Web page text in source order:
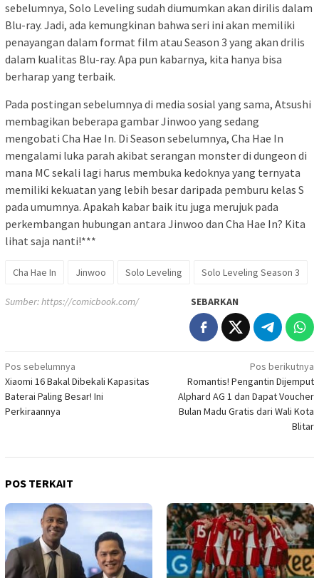
sebelumnya, Solo Leveling sudah diumumkan akan dirilis dalam
Blu-ray. Jadi, ada kemungkinan bahwa seri ini akan memiliki
penayangan dalam format film atau Season 3 yang akan drilis
dalam kualitas Blu-ray. Apa pun kabarnya, kita hanya bisa
berharap yang terbaik.
Pada postingan sebelumnya di media sosial yang sama, Atsushi
membagikan beberapa gambar Jinwoo yang sedang
mengobati Cha Hae In. Di Season sebelumnya, Cha Hae In
mengalami luka parah akibat serangan monster di dungeon di
mana MC sekali lagi harus membuka kedoknya yang ternyata
memiliki kekuatan yang lebih besar daripada pemburu kelas S
pada umumnya. Apakah kabar baik itu juga merujuk pada
perkembangan hubungan antara Jinwoo dan Cha Hae In? Kita
lihat saja nanti!***
Cha Hae In Jinwoo Solo Leveling Solo Leveling Season 3
Sumber:https://comicbook.com/ SEBARKAN
Navigasi
pos
Pos sebelumnya
Xiaomi 16 Bakal Dibekali Kapasitas
Baterai Paling Besar! Ini
Perkiraannya
Pos berikutnya
Romantis! Pengantin Dijemput
Alphard AG 1 dan Dapat Voucher
Bulan Madu Gratis dari Wali Kota
Blitar
POS TERKAIT